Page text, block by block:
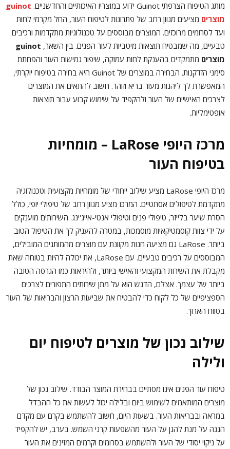
מותג הטיפוח הצרפתי Guinot ידוע במוצריו האיכותיים והחדשניים.
guinot
מוצרים מציעים מגוון רחב של פתרונות לטיפוח העור, החל מקרמי לחות
ועד לסרומים מרוכזים. המוצרים מבוססים על טכנולוגיות מתקדמות ורכיבים
טבעיים, מה שמבטיח תוצאות מיטביות לעור הפנים. בין השאר, guinot
מוצרים מתמקדים בהענקת לחות עמוקה, שיפור גמישות העור והפחתת
סימני הזדקנות. הבחירה במוצרים של Guinot היא בחירה בטיפוח יוקרתי,
המאפשרת לך ליהנות מעור בריא וזוהר. חשוב להתאים את המוצרים
לצרכים האישיים של העור ולהקפיד על שימוש קבוע עבור תוצאות
אופטימליות.
מרכז היופי LaRose – מומחיות
בטיפוח העור
מרכז היופי LaRose מציע שילוב ייחודי של מומחיות מקצועית וטכנולוגיה
מתקדמת לטיפולים אסתטיים. המרכז מציע מגוון רחב של טיפולי יופי, כולל
הסרת שיער בלייזר, טיפולי פנים וטיפולי אנטי-אייג'ינג. השירותים מוענקים
על ידי צוות קוסמטיקאיות מוסמכות, במטרה להעניק לך את הטיפול הטוב
ביותר. LaRose גם מציעה חנות מקוונת עם מוצרים מהמותגים המובילים,
המבוססים על רכיבים טבעיים. עם LaRose, את יכולה להיות בטוחה שאת
מקבלת את השירות המקצועי והאישי ביותר, ולהיראות כמו הגרסה הטובה
ביותר של עצמך. אצלם, הדגש הוא על מתן שירותים התפורים לצרכים
הספציפיים של כל לקוח כדי להבטיח את שביעות הרצון והבריאות של העור
בטווח הארוך.
שילוב נכון של מוצרים לטיפוח יום
ולילה
טיפוח עור הפנים אינו מסתיים בבחירת המוצר הבודד. שילוב נכון של
מוצרים המותאמים לשימוש ביום ובלילה יכול לעשות את כל ההבדל
במראה ובבריאות העור. בשעות היום, חשוב להשתמש בקרם עם מקדם
הגנה על מנת להגן על העור מהשפעות קרני השמש. בערב, יש להקפיד
על ניקוי יסודי של העור ולהשתמש בסרומים וקרמים המזינים את העור